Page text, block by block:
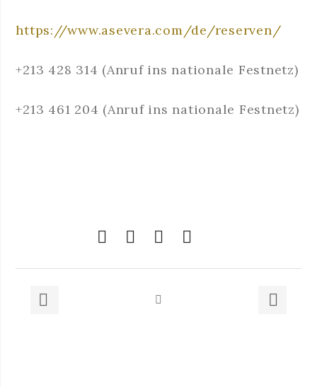
https://www.asevera.com/de/reserven/
+213 428 314 (Anruf ins nationale Festnetz)
+213 461 204 (Anruf ins nationale Festnetz)